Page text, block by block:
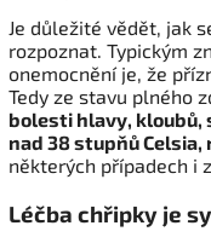
Je důležité vědět, jak
rozpoznat. Typickým
onemocnění je, že
Tedy ze stavu plného
bolesti hlavy, kloubů,
nad 38 stupňů Celsia,
některých případech i
Léčba chřipky je